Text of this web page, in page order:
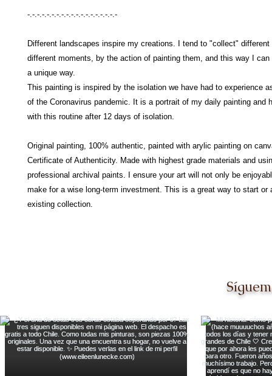
-.-.-.-.-.-.-.-.-.-.-.-.-.-.-.-.-.-.-
Different landscapes inspire my creations. I tend to "collect" different
different moments, by the action of painting them, and this way I can
a unique way.
This painting is inspired by the isolation we have had to experience
of the Coronavirus pandemic. It is a portrait of my daily painting and
with this routine after 12 days of isolation.
Original painting, 100% authentic, painted with arylic painting on
Certificate of Authenticity. Made with highest grade materials and
professional archival paints. I ensure your art will not only be
make for a wise long-term investment. This is a great way to start or
existing collection.